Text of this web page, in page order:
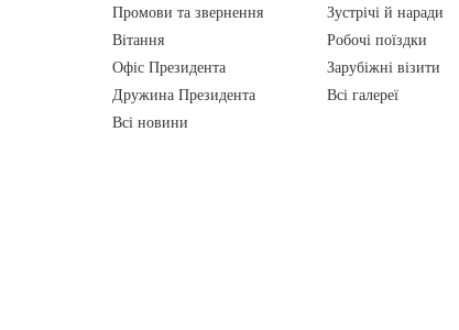
Промови та звернення
Вiтання
Офіс Президента
Дружина Президента
Всі новини
Зустрічі й наради
Робочі поїздки
Зарубіжні візити
Всі галереї